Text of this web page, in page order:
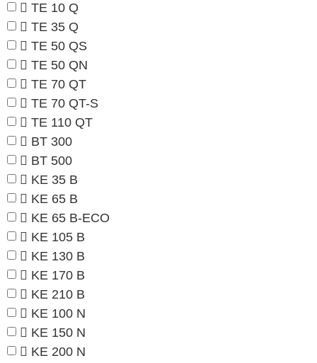
TE 10 Q
TE 35 Q
TE 50 QS
TE 50 QN
TE 70 QT
TE 70 QT-S
TE 110 QT
BT 300
BT 500
KE 35 B
KE 65 B
KE 65 B-ECO
KE 105 B
KE 130 B
KE 170 B
KE 210 B
KE 100 N
KE 150 N
KE 200 N